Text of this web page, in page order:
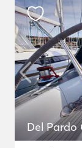
Del Pardo